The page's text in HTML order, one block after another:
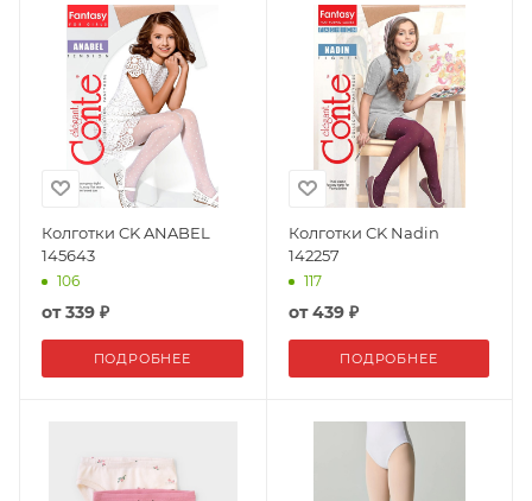
Колготки CK ANABEL
145643
106
от339 ₽
ПОДРОБНЕЕ
Колготки CK Nadin
142257
117
от439 ₽
ПОДРОБНЕЕ